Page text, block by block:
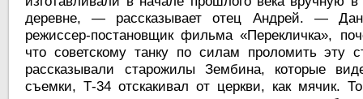
деревне, — рассказывает отец Андрей. —
режиссер-постановщик фильма «Перекличка»,
что советскому танку по силам проломить эту
рассказывали старожилы Зембина, которые
съемки, Т-34 отскакивал от церкви, как мячик.